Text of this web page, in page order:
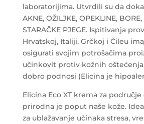
laboratorijima. Utvrdili su da
AKNE, OŽILJKE, OPEKLINE, BORE,
STARAČKE PJEGE. Ispitivanja
Hrvatskoj, Italiji, Grčkoj i Čileu
osigurati svojim potrošačima
učinkovit protiv kožnih
dobro podnosi (Elicina je
Elicina Eco XT krema za
prirodna je poput naše kože.
za ublažavanje učinaka stresa,